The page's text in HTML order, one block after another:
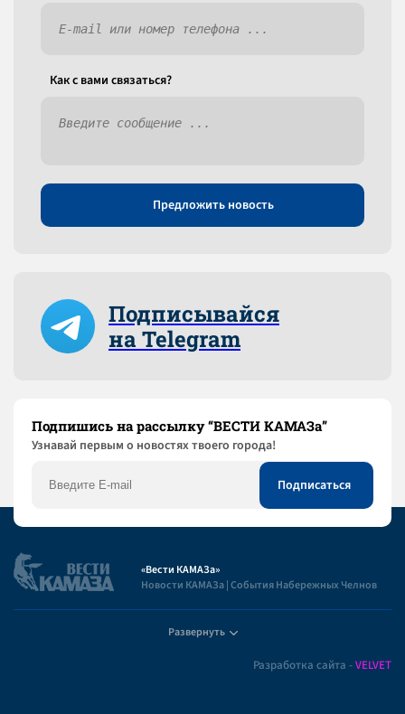
Как c вами связаться?
Предложить новость
Подписывайся
на Telegram
Подпишись на рассылку “ВЕСТИ КАМАЗа”
Узнaвай первым о новостях твоего города!
«Вести КАМАЗа»
Новости КАМАЗа | События Набережных Челнов
Развернуть
Разработка сайта -VELVET